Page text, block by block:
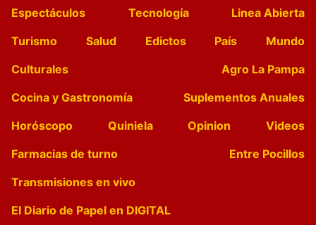
Espectáculos
Tecnología
Linea Abierta
Turismo
Salud Edictos País
Mundo
Culturales
Agro La Pampa
Cocina y Gastronomía
Suplementos Anuales
Horóscopo
Quiniela Opinion
Videos
Farmacias de turno
Entre Pocillos
Transmisiones en vivo
El Diario de Papel en DIGITAL